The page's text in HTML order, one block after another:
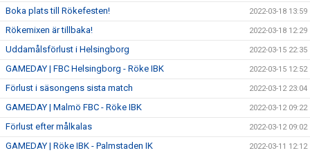
Boka plats till Rökefesten! 2022-03-18 13:59
Rökemixen är tillbaka! 2022-03-18 12:29
Uddamålsförlust i Helsingborg 2022-03-15 22:35
GAMEDAY | FBC Helsingborg - Röke IBK 2022-03-15 12:52
Förlust i säsongens sista match 2022-03-12 23:04
GAMEDAY | Malmö FBC - Röke IBK 2022-03-12 09:22
Förlust efter målkalas 2022-03-12 09:02
GAMEDAY | Röke IBK - Palmstaden IK 2022-03-11 12:12